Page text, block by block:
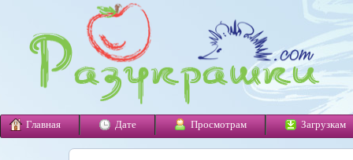
Главная Дате Просмотрам Загрузкам